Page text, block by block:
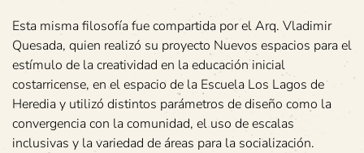
Esta misma filosofía fue compartida por el Arq. Vladimir
Quesada, quien realizó su proyecto Nuevos espacios para el
estímulo de la creatividad en la educación inicial
costarricense, en el espacio de la Escuela Los Lagos de
Heredia y utilizó distintos parámetros de diseño como la
convergencia con la comunidad, el uso de escalas
inclusivas y la variedad de áreas para la socialización.